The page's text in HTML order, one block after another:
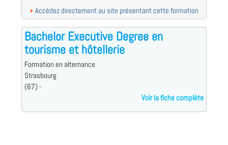
Accédez directement au site présentant cette formation
Bachelor Executive Degree en
tourisme et hôtellerie
Formation en alternance
Strasbourg
(67) -
Voir la fiche complète